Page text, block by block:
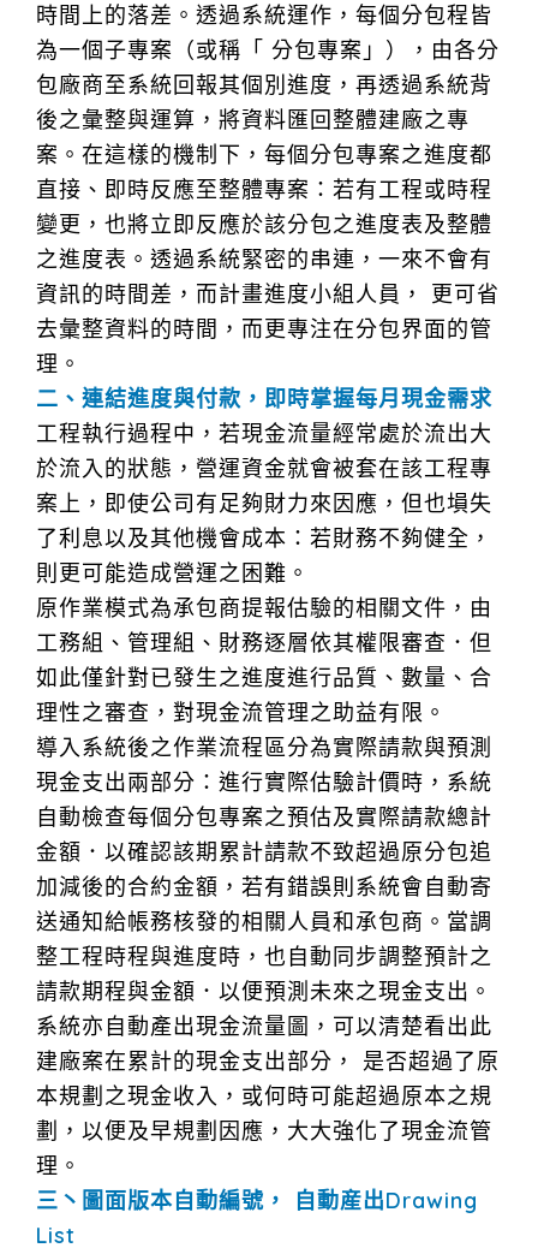
時間上的落差。透過系統運作，每個分包程皆
為一個子專案（或稱「 分包專案」），由各分
包廠商至系統回報其個別進度，再透過系統背
後之彙整與運算，將資料匯回整體建廠之專
案。在這樣的機制下，每個分包專案之進度都
直接、即時反應至整體專案：若有工程或時程
變更，也將立即反應於該分包之進度表及整體
之進度表。透過系統緊密的串連，一來不會有
資訊的時間差，而計畫進度小組人員， 更可省
去彙整資料的時間，而更專注在分包界面的管
理。
二、連結進度與付款，即時掌握每月現金需求
工程執行過程中，若現金流量經常處於流出大
於流入的狀態，營運資金就會被套在該工程專
案上，即使公司有足夠財力來因應，但也塤失
了利息以及其他機會成本：若財務不夠健全，
則更可能造成營運之困難。
原作業模式為承包商提報估驗的相關文件，由
工務組、管理組、財務逐層依其權限審查．但
如此僅針對已發生之進度進行品質、數量、合
理性之審查，對現金流管理之助益有限。
導入系統後之作業流程區分為實際請款與預測
現金支出兩部分：進行實際估驗計價時，系統
自動檢查每個分包專案之預估及實際請款總計
金額．以確認該期累計請款不致超過原分包追
加減後的合約金額，若有錯誤則系統會自動寄
送通知給帳務核發的相關人員和承包商。當調
整工程時程與進度時，也自動同步調整預計之
請款期程與金額．以便預測未來之現金支出。
系統亦自動產出現金流量圖，可以清楚看出此
建廠案在累計的現金支出部分， 是否超過了原
本規劃之現金收入，或何時可能超過原本之規
劃，以便及早規劃因應，大大強化了現金流管
理。
三丶圖面版本自動編號， 自動産出Drawing
List